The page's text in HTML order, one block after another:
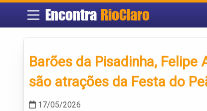
Encontra RioClaro
Barões da Pisadinha, Felipe
são atrações da Festa do
17/05/2026